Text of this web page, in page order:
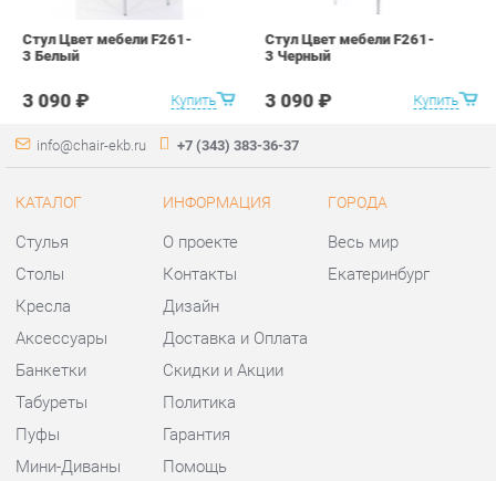
КАТАЛОГ
Кресла
Банкетки
Табуреты
Пуфы
Мини-Диваны
Комплектующие
ИНФОРМАЦИЯ
Контакты
Дизайн
Скидки и Акции
Политика
Гарантия
Помощь
ГОРОДА